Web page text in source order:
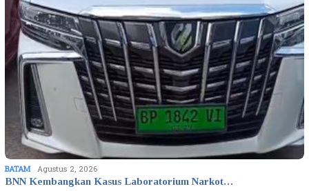
BATAM Agustus 2, 2026
BNN Kembangkan Kasus Laboratorium Narkot…